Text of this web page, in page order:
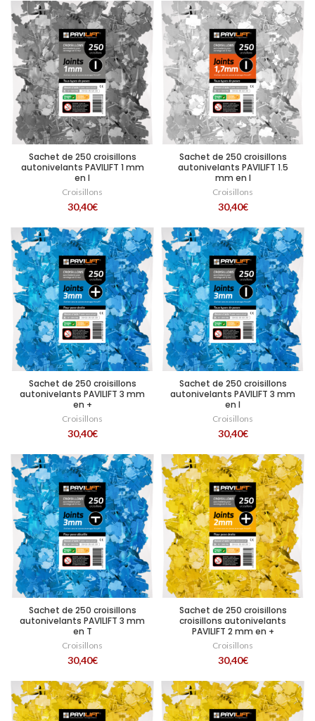
Sachet de 250 croisillons
autonivelants PAVILIFT 1 mm
en I
Croisillons
30,40€
Sachet de 250 croisillons
autonivelants PAVILIFT 1.5
mm en I
Croisillons
30,40€
Sachet de 250 croisillons
autonivelants PAVILIFT 3 mm
en +
Croisillons
30,40€
Sachet de 250 croisillons
autonivelants PAVILIFT 3 mm
en I
Croisillons
30,40€
Sachet de 250 croisillons
autonivelants PAVILIFT 3 mm
en T
Croisillons
30,40€
Sachet de 250 croisillons
croisillons autonivelants
PAVILIFT 2 mm en +
Croisillons
30,40€